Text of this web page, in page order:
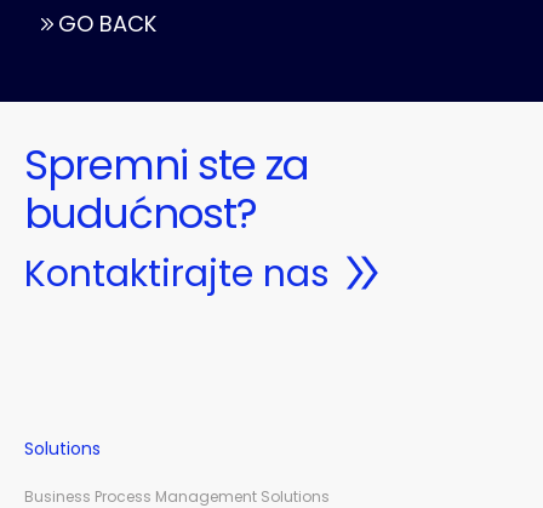
GO BACK
Spremni ste za
budućnost?
Kontaktirajte nas
Solutions
Business Process Management Solutions